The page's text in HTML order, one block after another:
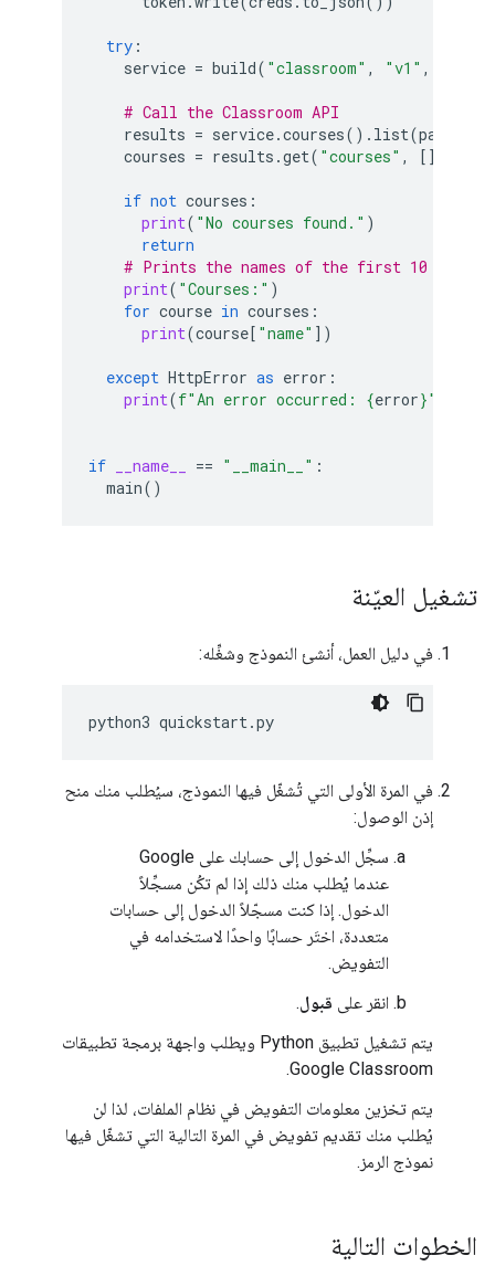
try :
service = build( "classroom" , "v1" ,
# Call the Classroom API
results = service.courses() . list(pageSize
courses = results .get( "courses" , [])
if not courses :
print( "No courses found." )
return
# Prints the names of the first 10
print( "Courses:" )
for course in courses :
print(course[ "name" ])
except HttpError as error :
print(f"An error occurred: {error}"
if __name__ == "__main__" :
main()
تشغيل العيّنة
في دليل العمل، أنشئ النموذج وشغِّله:
python3 quickstart.py
في المرة الأولى التي تُشغّل فيها النموذج، سيُطلب منك منح
إذن الوصول:
سجِّل الدخول إلى حسابك على Google
عندما يُطلب منك ذلك إذا لم تكُن مسجِّلاً
الدخول. إذا كنت مسجّلاً الدخول إلى حسابات
متعددة، اختَر حسابًا واحدًا لاستخدامه في
التفويض.
انقر على قبول.
يتم تشغيل تطبيق Python ويطلب واجهة برمجة تطبيقات
Google Classroom.
يتم تخزين معلومات التفويض في نظام الملفات، لذا لن
يُطلب منك تقديم تفويض في المرة التالية التي تشغّل فيها
نموذج الرمز.
الخطوات التالية